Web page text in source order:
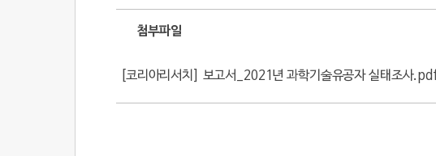
첨부파일
[코리아리서치] 보고서_2021년 과학기술유공자 실태조사